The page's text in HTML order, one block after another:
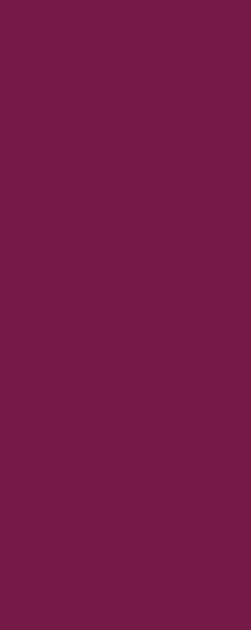
الجماعية أو بدء محادثة خاصّة في موقع دردشة